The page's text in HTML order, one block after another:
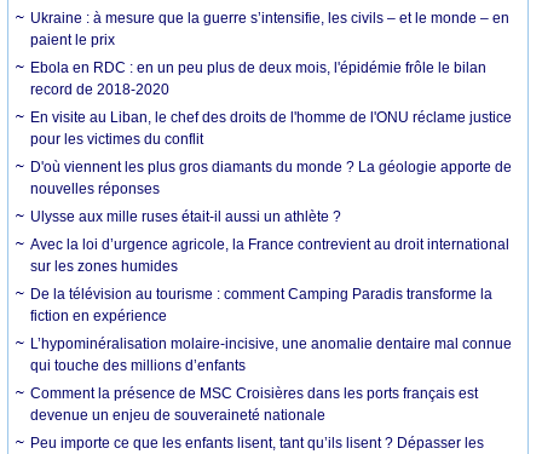
Ukraine : à mesure que la guerre s’intensifie, les civils – et le monde – en
paient le prix
Ebola en RDC : en un peu plus de deux mois, l'épidémie frôle le bilan
record de 2018-2020
En visite au Liban, le chef des droits de l'homme de l'ONU réclame justice
pour les victimes du conflit
D'où viennent les plus gros diamants du monde ? La géologie apporte de
nouvelles réponses
Ulysse aux mille ruses était-il aussi un athlète ?
Avec la loi d’urgence agricole, la France contrevient au droit international
sur les zones humides
De la télévision au tourisme : comment Camping Paradis transforme la
fiction en expérience
L’hypominéralisation molaire-incisive, une anomalie dentaire mal connue
qui touche des millions d’enfants
Comment la présence de MSC Croisières dans les ports français est
devenue un enjeu de souveraineté nationale
Peu importe ce que les enfants lisent, tant qu’ils lisent ? Dépasser les